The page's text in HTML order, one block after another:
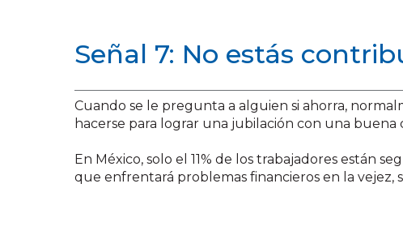
Señal 7: No estás
Cuando se le pregunta a alguien si ahorra,
hacerse para lograr una jubilación con una buena
En México, solo el 11% de los trabajadores están
que enfrentará problemas financieros en la